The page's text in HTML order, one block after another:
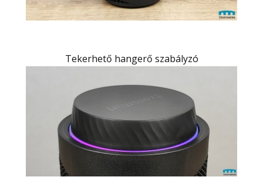
Tekerhető hangerő szabályzó